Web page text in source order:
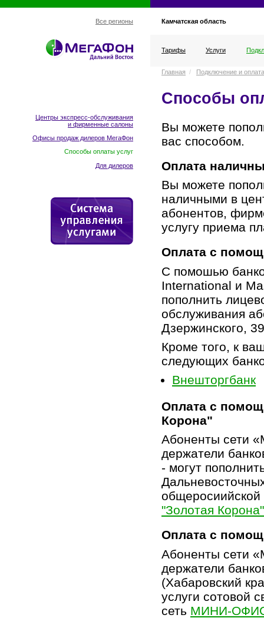
Все регионы Камчатская область
Тарифы Услуги
Центры экспресс-обслуживания
и фирменные салоны
Офисы продаж дилеров МегаФон
Способы оплаты услуг
Для дилеров
Главная / Подключение и оплата
Способы
Вы можете
вас способом.
Оплата
Вы можете
наличными в
абонентов,
услугу приема
Оплата с
С помошью
International и
пополнить
обслуживания
Дзержинского,
Кроме того, к
следующих
Внешторгбанк
Оплата с
Корона"
Абоненты сети
держатели
- могут
"Золотая
Оплата с
Абоненты сети
держатели
(Хабаровский
услуги сотовой
сеть МИНИ-